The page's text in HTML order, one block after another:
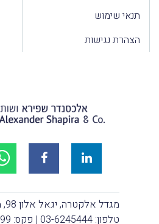
תנאי שימוש
הצהרת נגישות
מגדל אלקטרה, יגאל אלון 98, תל-אביב 6789141
טלפון: 03-6245444 | פקס: 03-6245999